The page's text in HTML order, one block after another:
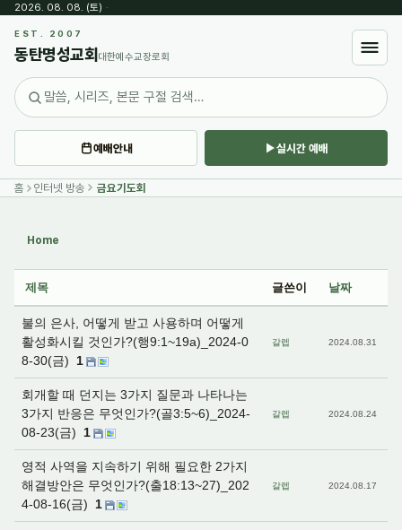
2026. 08. 08. (토) ·
EST. 2007
동탄명성교회 대한예수교장로회
예배안내 실시간 예배
홈 인터넷 방송 금요기도회
Home
제목 글쓴이 날짜
불의 은사, 어떻게 받고 사용하며 어떻게
활성화시킬 것인가?(행9:1~19a)_2024-0
8-30(금)
1
갈렙 2024.08.31
회개할 때 던지는 3가지 질문과 나타나는
3가지 반응은 무엇인가?(골3:5~6)_2024-
08-23(금)
1
갈렙 2024.08.24
영적 사역을 지속하기 위해 필요한 2가지
해결방안은 무엇인가?(출18:13~27)_202
4-08-16(금)
1
갈렙 2024.08.17
Sketchbook5, 스케치북5
Sketchbook5, 스케치북5